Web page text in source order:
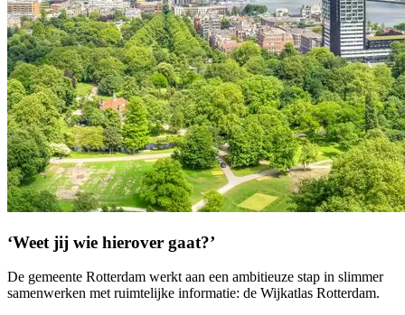
‘Weet jij wie hierover gaat?’
De gemeente Rotterdam werkt aan een ambitieuze stap in slimmer
samenwerken met ruimtelijke informatie: de Wijkatlas Rotterdam.